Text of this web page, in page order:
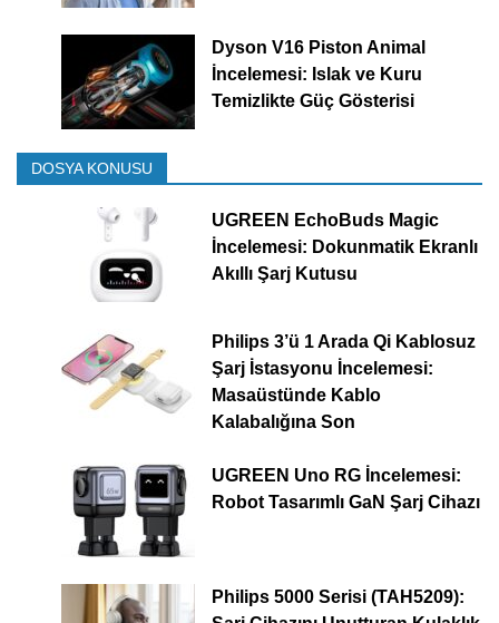
Dyson V16 Piston Animal
İncelemesi: Islak ve Kuru
Temizlikte Güç Gösterisi
DOSYA KONUSU
UGREEN EchoBuds Magic
İncelemesi: Dokunmatik Ekranlı
Akıllı Şarj Kutusu
Philips 3’ü 1 Arada Qi Kablosuz
Şarj İstasyonu İncelemesi:
Masaüstünde Kablo
Kalabalığına Son
UGREEN Uno RG İncelemesi:
Robot Tasarımlı GaN Şarj Cihazı
Philips 5000 Serisi (TAH5209):